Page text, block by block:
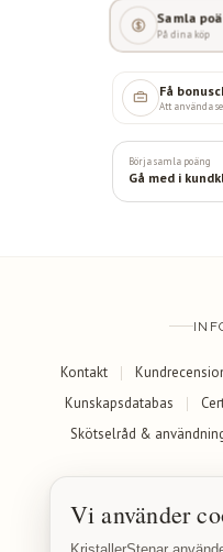
Samla
På dina köp
Få
Att använda
Börja samla poäng
Gå med i
Kontakt
Kunskapsdatabas
Skötselråd &
Vi använder